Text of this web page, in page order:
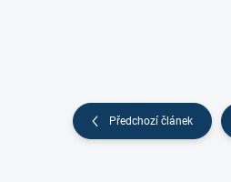
Předchozí článek